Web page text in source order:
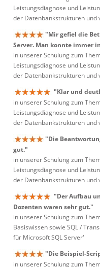
Leistungsdiagnose und
der Datenbankstrukturen und
"Mir gefiel die
Server. Man konnte immer
in unserer Schulung zum
Leistungsdiagnose und
der Datenbankstrukturen und
"Klar und
in unserer Schulung zum
Leistungsdiagnose und
der Datenbankstrukturen und
"Die
gut."
in unserer Schulung zum
Leistungsdiagnose und
der Datenbankstrukturen und
"Der Aufbau
Dozenten waren sehr gut."
in unserer Schulung zum
Basiswissen sowie SQL /
für Microsoft SQL Server'
"Die Beispiel-
in unserer Schulung zum